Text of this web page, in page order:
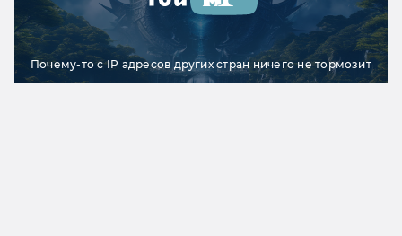
Почему-то с IP адресов других стран ничего не тормозит